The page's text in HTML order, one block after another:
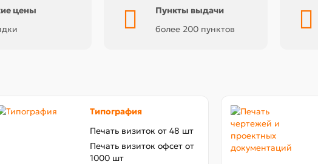
цены
Пункты выдачи
более 200 пунктов
Типография
Печать визиток от 48 шт
Печать визиток офсет от
1000 шт